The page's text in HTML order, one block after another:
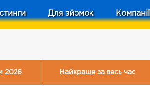
Для зйомок Компанії
2026 Найкраще за весь час